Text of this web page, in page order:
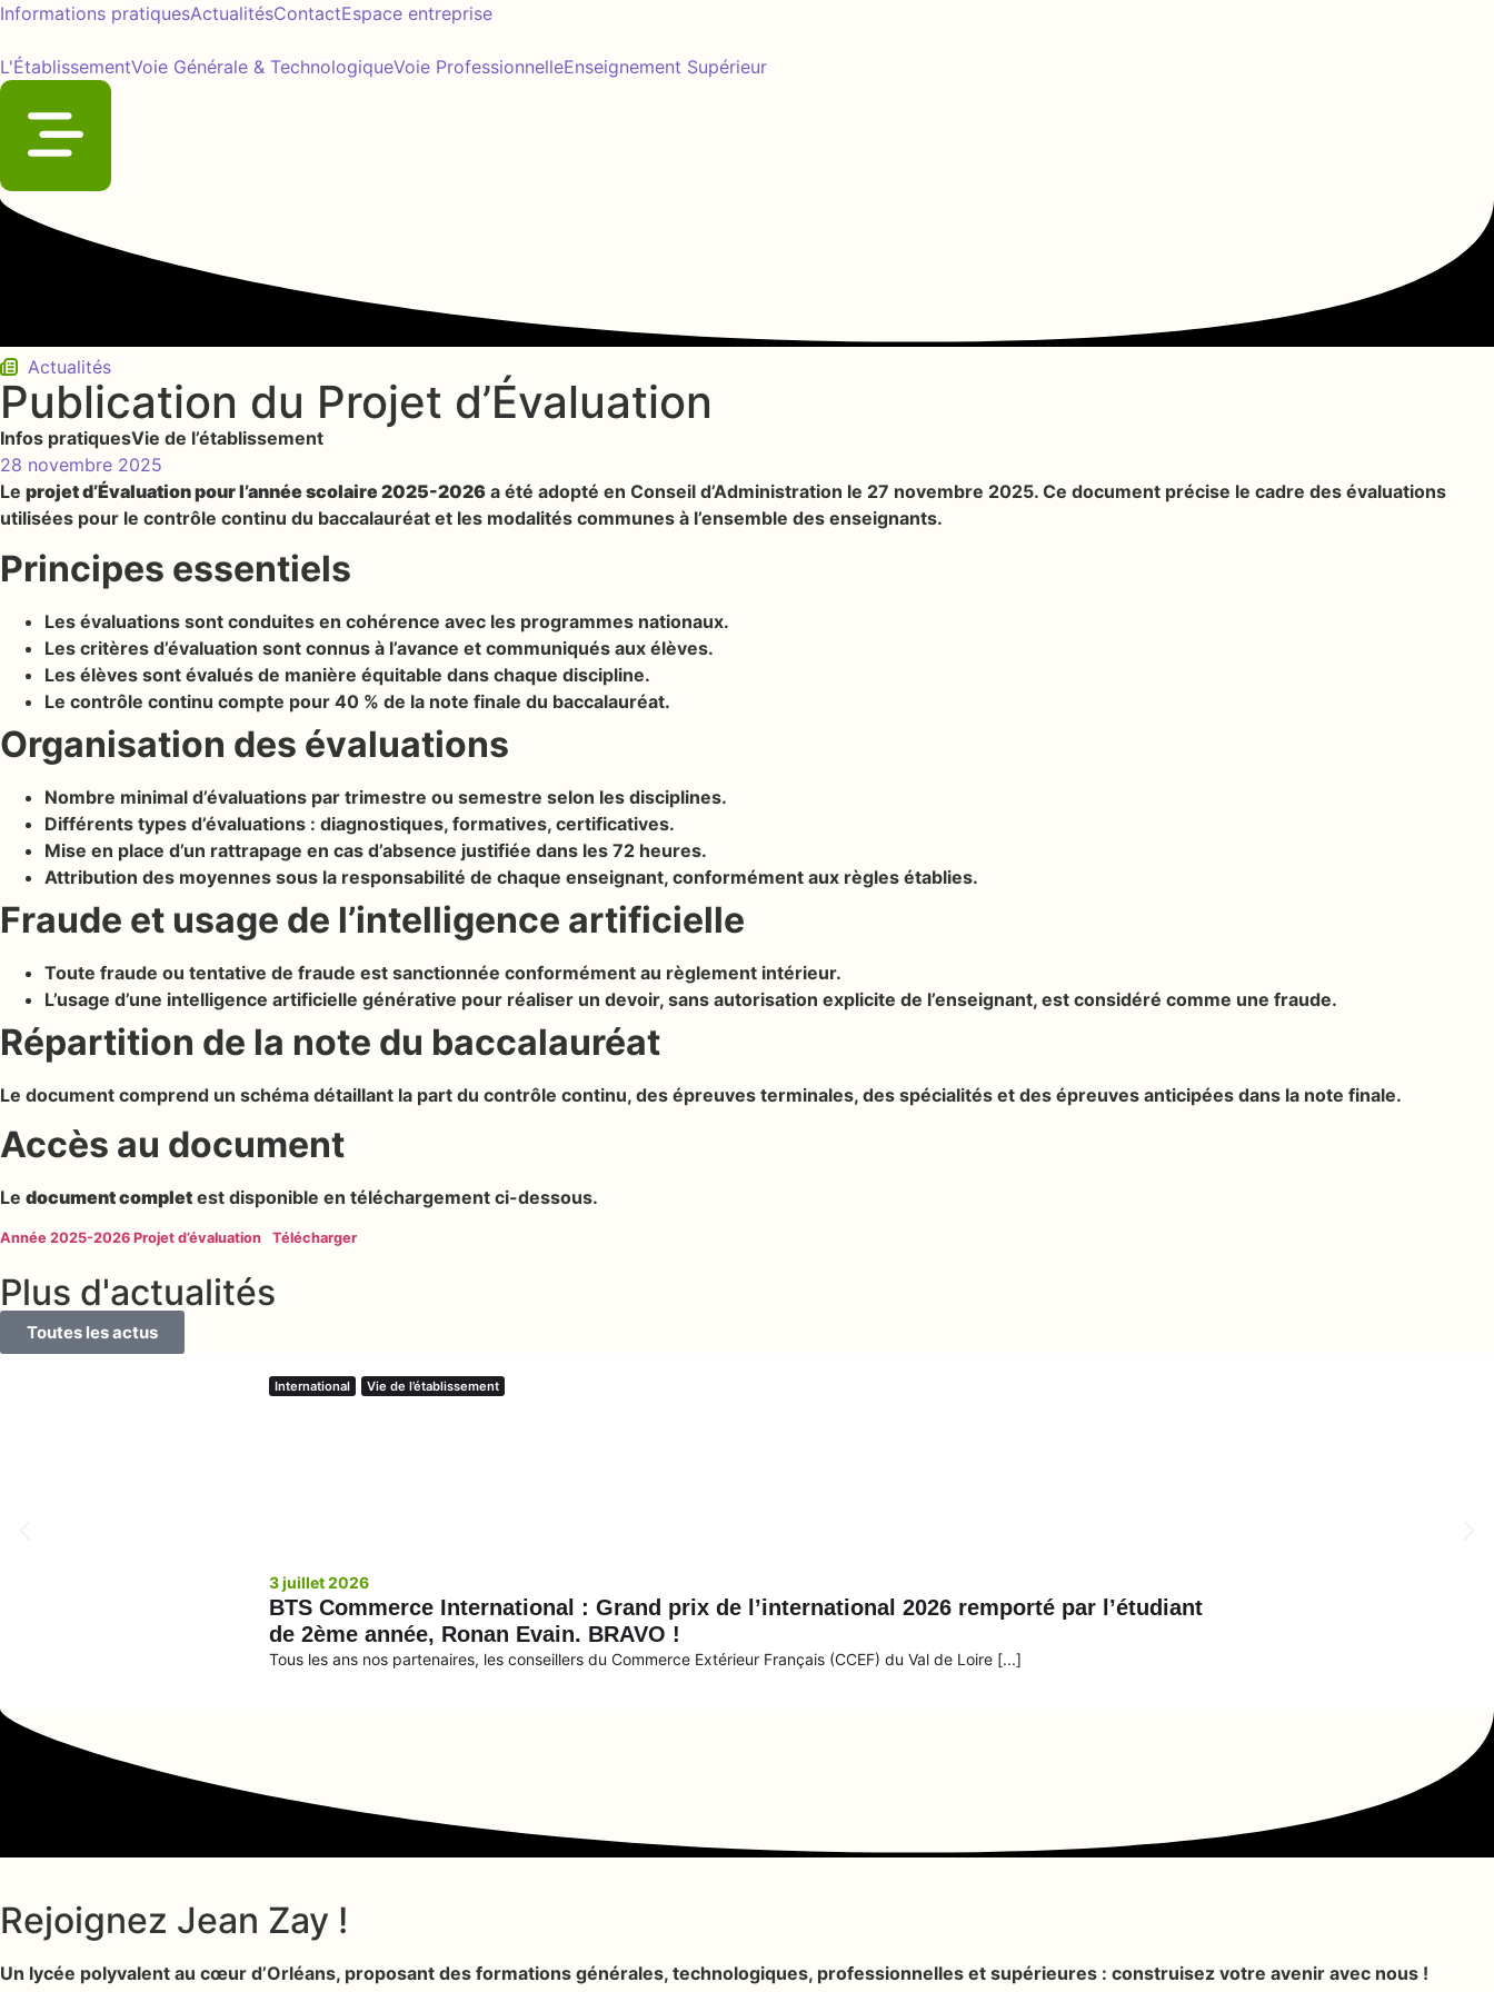
Informations pratiquesActualitésContactEspace entreprise
L'ÉtablissementVoie Générale & TechnologiqueVoie ProfessionnelleEnseignement Supérieur
Actualités
Publication du Projet d’Évaluation
Infos pratiquesVie de l’établissement
28 novembre 2025
Le projet d’Évaluation pour l’année scolaire 2025-2026 a été adopté en Conseil d’Administration le 27 novembre 2025. Ce document précise le cadre des évaluations
utilisées pour le contrôle continu du baccalauréat et les modalités communes à l’ensemble des enseignants.
Principes essentiels
Les évaluations sont conduites en cohérence avec les programmes nationaux.
Les critères d’évaluation sont connus à l’avance et communiqués aux élèves.
Les élèves sont évalués de manière équitable dans chaque discipline.
Le contrôle continu compte pour 40 % de la note finale du baccalauréat.
Organisation des évaluations
Nombre minimal d’évaluations par trimestre ou semestre selon les disciplines.
Différents types d’évaluations : diagnostiques, formatives, certificatives.
Mise en place d’un rattrapage en cas d’absence justifiée dans les 72 heures.
Attribution des moyennes sous la responsabilité de chaque enseignant, conformément aux règles établies.
Fraude et usage de l’intelligence artificielle
Toute fraude ou tentative de fraude est sanctionnée conformément au règlement intérieur.
L’usage d’une intelligence artificielle générative pour réaliser un devoir, sans autorisation explicite de l’enseignant, est considéré comme une fraude.
Répartition de la note du baccalauréat
Le document comprend un schéma détaillant la part du contrôle continu, des épreuves terminales, des spécialités et des épreuves anticipées dans la note finale.
Accès au document
Le document complet est disponible en téléchargement ci-dessous.
Année 2025-2026 Projet d’évaluation Télécharger
Plus d'actualités
Toutes les actus
International Vie de l’établissement
3 juillet 2026
BTS Commerce International : Grand prix de l’international 2026 remporté par l’étudiant
de 2ème année, Ronan Evain. BRAVO !
Tous les ans nos partenaires, les conseillers du Commerce Extérieur Français (CCEF) du Val de Loire [...]
Rejoignez Jean Zay !
Un lycée polyvalent au cœur d’Orléans, proposant des formations générales, technologiques, professionnelles et supérieures : construisez votre avenir avec nous !